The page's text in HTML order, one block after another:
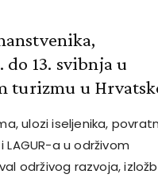
13. svibnja u
turizmu u
ulozi iseljenika,
a u održivom
održivog razvoja,